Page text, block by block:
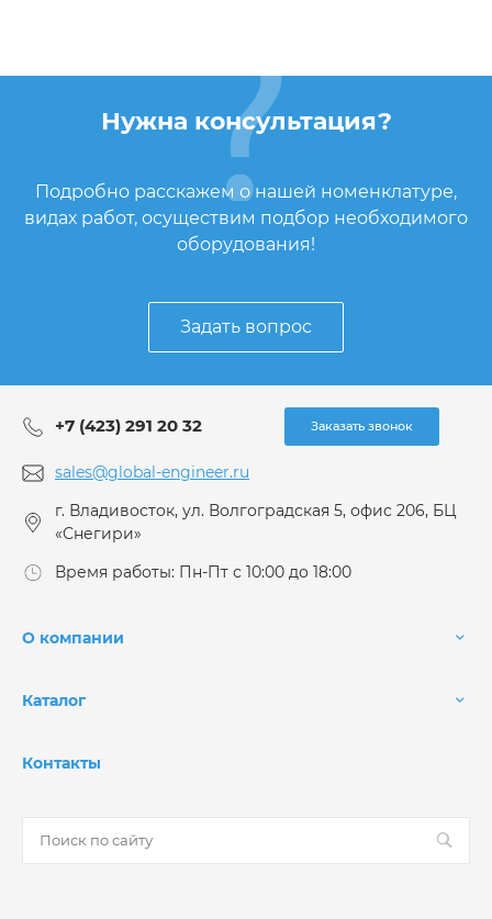
Нужна консультация?
Подробно расскажем о нашей номенклатуре,
видах работ, осуществим подбор необходимого
оборудования!
Задать вопрос
+7 (423) 291 20 32 Заказать звонок
sales@global-engineer.ru
г. Владивосток, ул. Волгоградская 5, офис 206, БЦ
«Снегири»
Время работы: Пн-Пт с 10:00 до 18:00
О компании
Каталог
Контакты